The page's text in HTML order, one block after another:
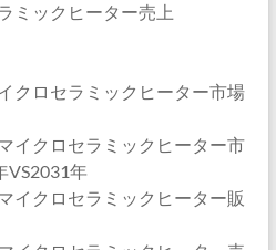
ミックヒーター売上
クロセラミックヒーター市場
イクロセラミックヒーター市
VS2031年
イクロセラミックヒーター販